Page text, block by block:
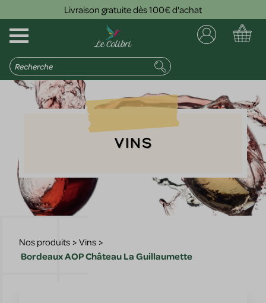
Livraison gratuite dès 100€ d'achat
Vins
Nos produits > Vins >
Bordeaux AOP Château La Guillaumette